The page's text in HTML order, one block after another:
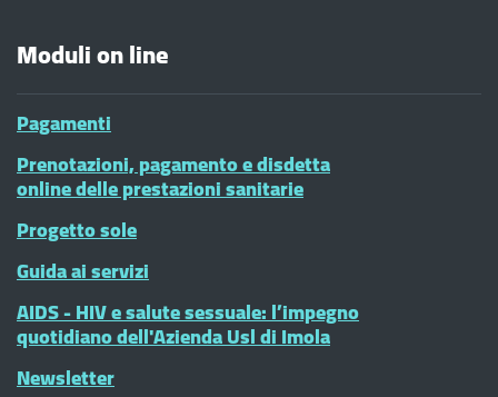
Moduli on line
Pagamenti
Prenotazioni, pagamento e disdetta
online delle prestazioni sanitarie
Progetto sole
Guida ai servizi
AIDS - HIV e salute sessuale: l’impegno
quotidiano dell'Azienda Usl di Imola
Newsletter